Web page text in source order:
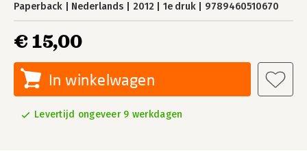
Paperback Nederlands 2012 1e druk 9789460510670
€ 15,00
In winkelwagen
Levertijd ongeveer 9 werkdagen